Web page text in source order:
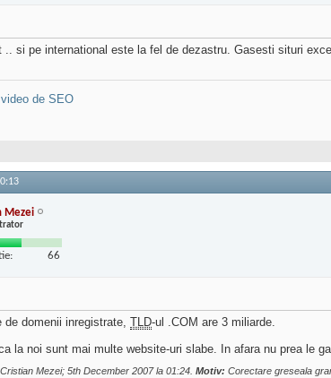
.. si pe international este la fel de dezastru. Gasesti situri
de SEO
Mezei
66
de domenii inregistrate, TLD-ul .COM are 3 miliarde.
la noi sunt mai multe website-uri slabe. In afara nu prea le
Mezei; 5th December 2007 la 01:24 Motiv: Corectare greseala